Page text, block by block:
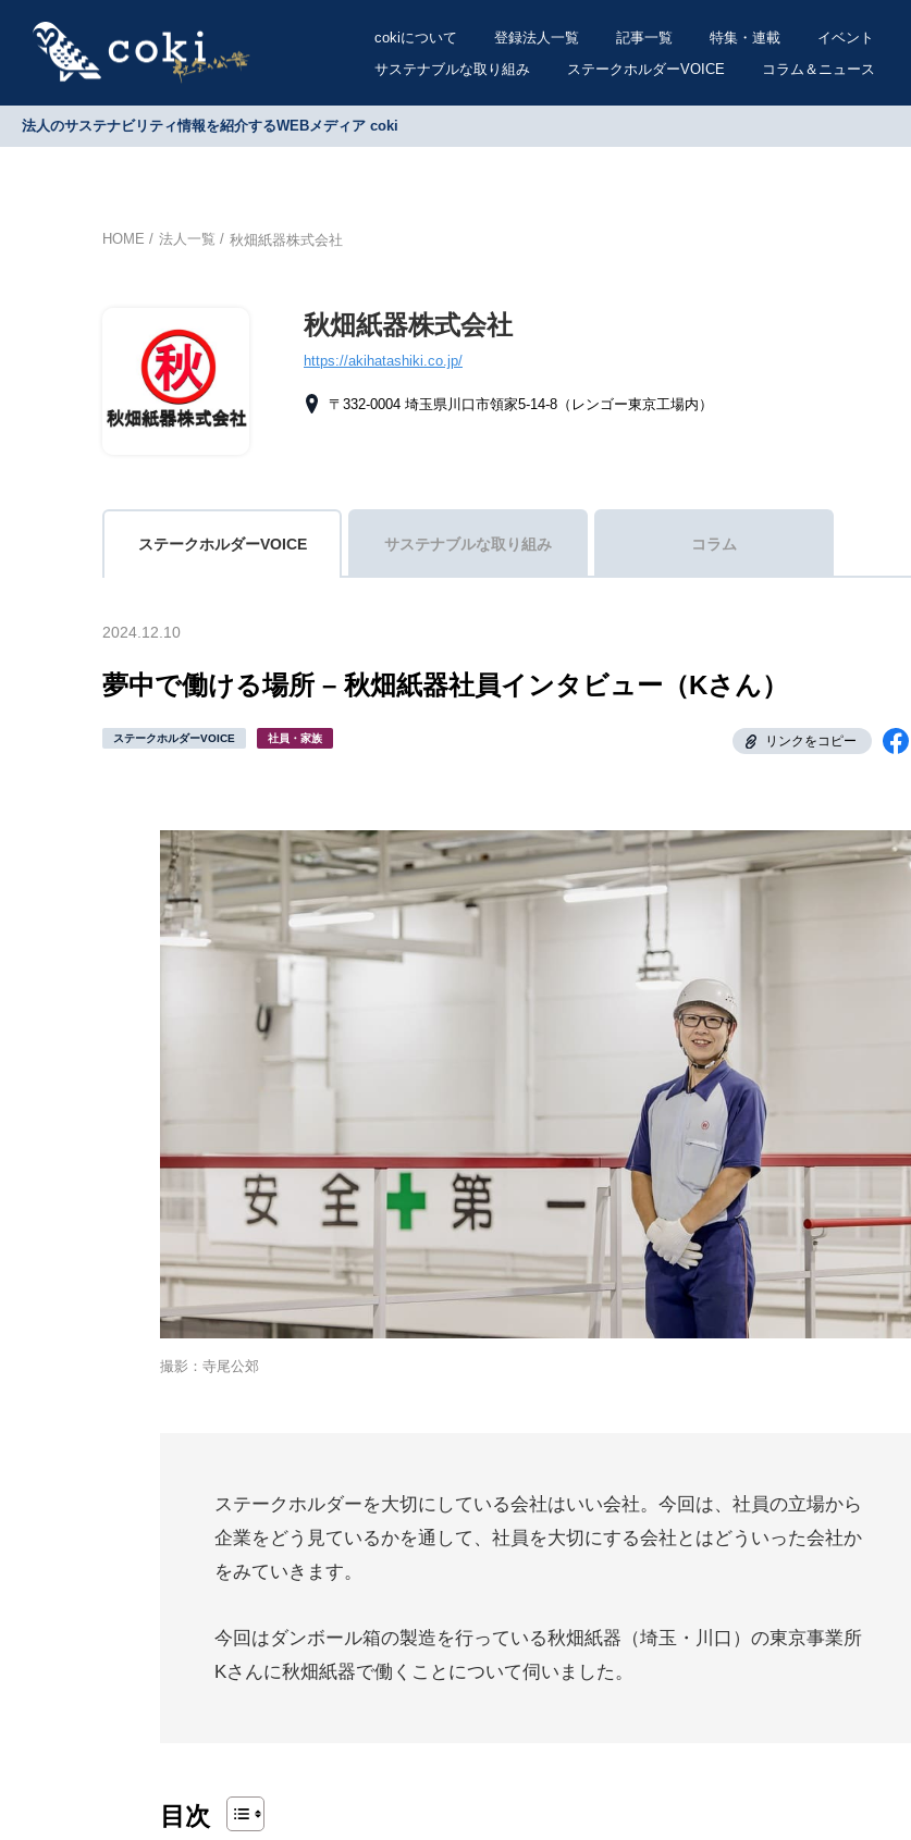
cokiについて 登録法人一覧 記事一覧 特集・連載
イベント
サステナブルな取り組み
ステークホルダーVOICE コラム＆ニュース
法人のサステナビリティ情報を紹介するWEBメディア coki
HOME 法人一覧 秋畑紙器株式会社
秋畑紙器株式会社
https://akihatashiki.co.jp/
〒332-0004 埼玉県川口市領家5-14-8（レンゴー東京工場内）
ステークホルダーVOICE サステナブルな取り組み コラム
2024.12.10
夢中で働ける場所 – 秋畑紙器社員インタビュー（Kさん）
ステークホルダーVOICE 社員・家族 リンクをコピー
撮影：寺尾公郊
ステークホルダーを大切にしている会社はいい会社。今回は、社員の立場から
企業をどう見ているかを通して、社員を大切にする会社とはどういった会社か
をみていきます。
今回はダンボール箱の製造を行っている秋畑紙器（埼玉・川口）の東京事業所
Kさんに秋畑紙器で働くことについて伺いました。
目次